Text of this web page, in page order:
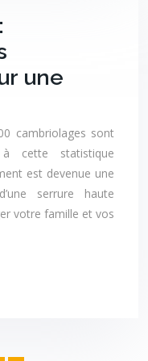
une
cambriolages sont
cette statistique
est devenue une
serrure haute
votre famille et vos